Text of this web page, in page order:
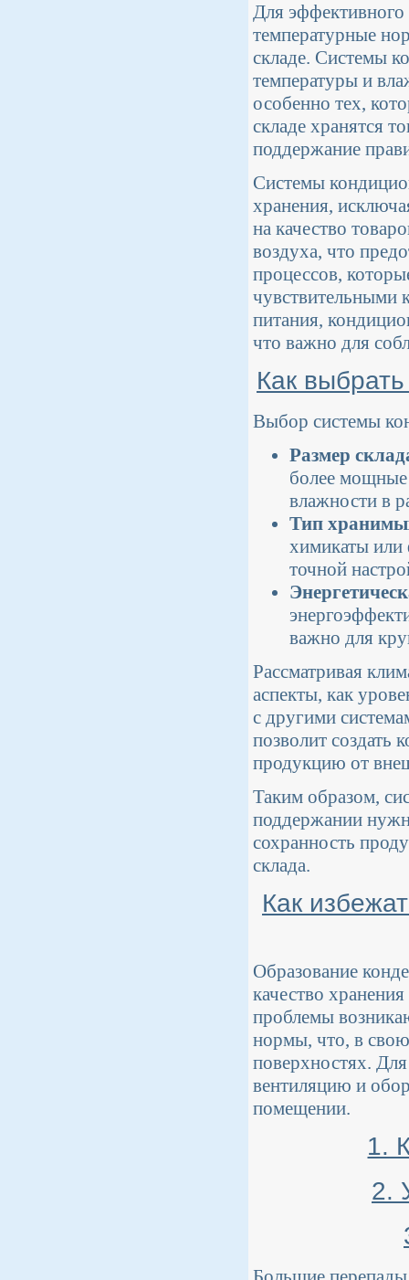
Для эффективного
температурные
складе. Системы
температуры и
особенно тех,
складе хранятся
поддержание
Системы
хранения,
на качество
воздуха, что
процессов,
чувствительными
питания,
что важно для
Как
Выбор системы
Размер
более мощные
влажности в
Тип
химикаты или
точной
важно для
Рассматривая
аспекты, как
с другими
позволит создать
продукцию от
Таким образом,
поддержании
сохранность
склада.
Как
Образование
качество
проблемы
нормы, что, в
поверхностях.
вентиляцию и
помещении.
1.
2.